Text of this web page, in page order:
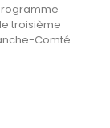
troisième
Comté